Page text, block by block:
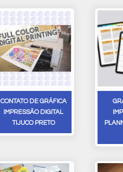
CONTATO DE GRÁFICA
IMPRESSÃO DIGITAL
TIJUCO PRETO